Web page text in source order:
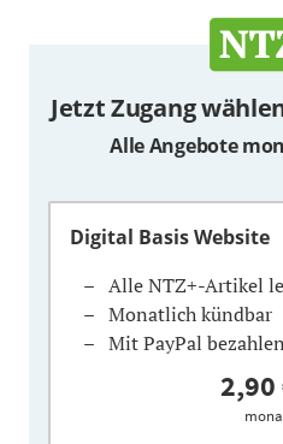
Jetzt Zugang
Alle Angebote
Digital Basis Website
Alle NTZ+-Artikel
Monatlich kündbar
Mit PayPal bezahlen
2,90